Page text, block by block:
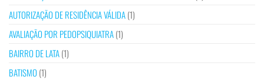
AUTORIZAÇÃO DE RESIDÊNCIA VÁLIDA(1)
AVALIAÇÃO POR PEDOPSIQUIATRA(1)
BAIRRO DE LATA(1)
BATISMO (1)